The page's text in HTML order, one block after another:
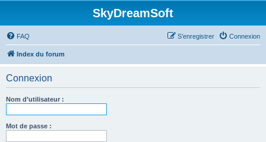
SkyDreamSoft
FAQ Connexion
S’enregistrer
Index du forum
Connexion
Nom d’utilisateur :
Mot de passe :